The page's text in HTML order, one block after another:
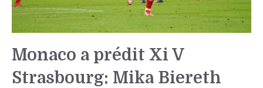
Monaco a prédit Xi V
Strasbourg: Mika Biereth